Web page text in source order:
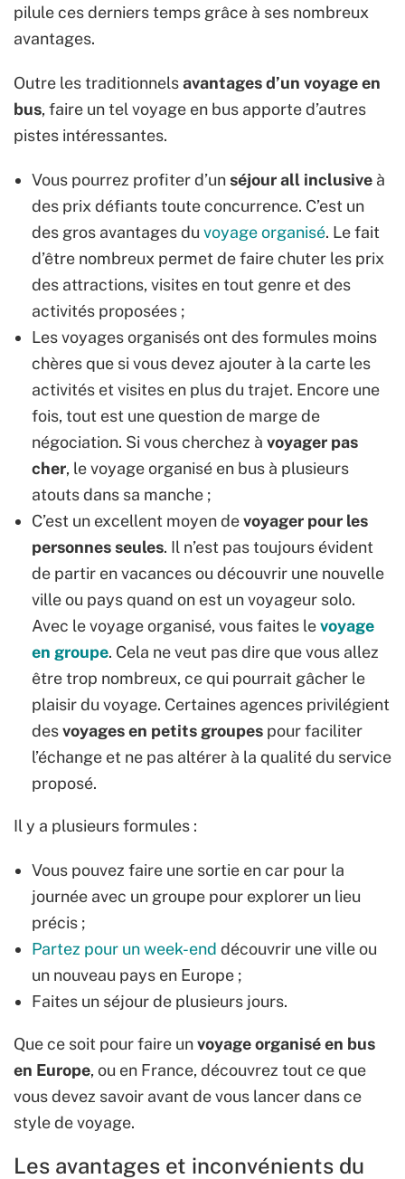
pilule ces derniers temps grâce à ses nombreux
avantages.
Outre les traditionnelsavantages d’un voyage en
bus, faire un tel voyage en bus apporte d’autres
pistes intéressantes.
Vous pourrez profiter d’unséjour all inclusive à
des prix défiants toute concurrence. C’est un
des gros avantages du voyage organisé. Le fait
d’être nombreux permet de faire chuter les prix
des attractions, visites en tout genre et des
activités proposées ;
Les voyages organisés ont des formules moins
chères que si vous devez ajouter à la carte les
activités et visites en plus du trajet. Encore une
fois, tout est une question de marge de
négociation. Si vous cherchez à voyager pas
cher, le voyage organisé en bus à plusieurs
atouts dans sa manche ;
C’est un excellent moyen devoyager pour les
personnes seules. Il n’est pas toujours évident
de partir en vacances ou découvrir une nouvelle
ville ou pays quand on est un voyageur solo.
Avec le voyage organisé, vous faites levoyage
en groupe. Cela ne veut pas dire que vous allez
être trop nombreux, ce qui pourrait gâcher le
plaisir du voyage. Certaines agences privilégient
desvoyages en petits groupes pour faciliter
l’échange et ne pas altérer à la qualité du service
proposé.
Il y a plusieurs formules :
Vous pouvez faire une sortie en car pour la
journée avec un groupe pour explorer un lieu
précis ;
Partez pour un week-end découvrir une ville ou
un nouveau pays en Europe ;
Faites un séjour de plusieurs jours.
Que ce soit pour faire unvoyage organisé en bus
en Europe, ou en France, découvrez tout ce que
vous devez savoir avant de vous lancer dans ce
style de voyage.
Les avantages et inconvénients du